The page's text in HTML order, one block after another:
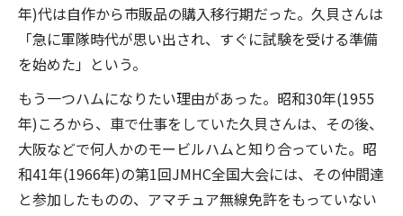
年)代は自作から市販品の購入移行期だった。久貝さんは
「急に軍隊時代が思い出され、すぐに試験を受ける準備
を始めた」という。
もう一つハムになりたい理由があった。昭和30年(1955
年)ころから、車で仕事をしていた久貝さんは、その後、
大阪などで何人かのモービルハムと知り合っていた。昭
和41年(1966年)の第1回JMHC全国大会には、その仲間達
と参加したものの、アマチュア無線免許をもっていない